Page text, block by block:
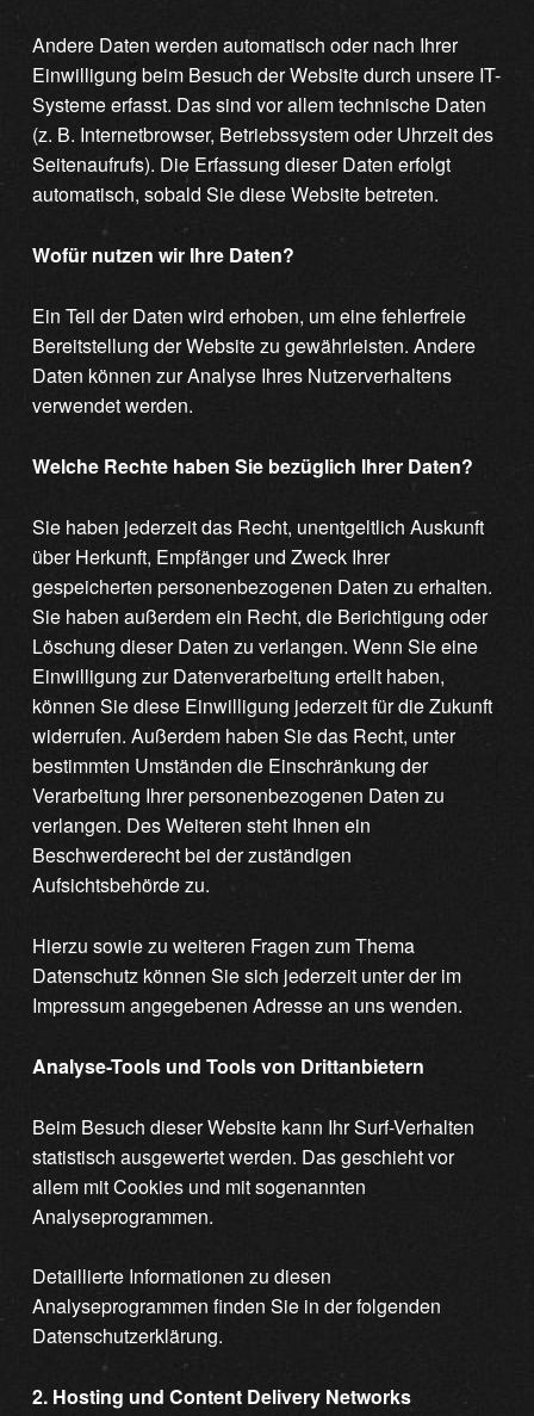
Andere Daten werden automatisch oder nach Ihrer
Einwilligung beim Besuch der Website durch unsere IT-
Systeme erfasst. Das sind vor allem technische Daten
(z. B. Internetbrowser, Betriebssystem oder Uhrzeit des
Seitenaufrufs). Die Erfassung dieser Daten erfolgt
automatisch, sobald Sie diese Website betreten.
Wofür nutzen wir Ihre Daten?
Ein Teil der Daten wird erhoben, um eine fehlerfreie
Bereitstellung der Website zu gewährleisten. Andere
Daten können zur Analyse Ihres Nutzerverhaltens
verwendet werden.
Welche Rechte haben Sie bezüglich Ihrer Daten?
Sie haben jederzeit das Recht, unentgeltlich Auskunft
über Herkunft, Empfänger und Zweck Ihrer
gespeicherten personenbezogenen Daten zu erhalten.
Sie haben außerdem ein Recht, die Berichtigung oder
Löschung dieser Daten zu verlangen. Wenn Sie eine
Einwilligung zur Datenverarbeitung erteilt haben,
können Sie diese Einwilligung jederzeit für die Zukunft
widerrufen. Außerdem haben Sie das Recht, unter
bestimmten Umständen die Einschränkung der
Verarbeitung Ihrer personenbezogenen Daten zu
verlangen. Des Weiteren steht Ihnen ein
Beschwerderecht bei der zuständigen
Aufsichtsbehörde zu.
Hierzu sowie zu weiteren Fragen zum Thema
Datenschutz können Sie sich jederzeit unter der im
Impressum angegebenen Adresse an uns wenden.
Analyse-Tools und Tools von Drittanbietern
Beim Besuch dieser Website kann Ihr Surf-Verhalten
statistisch ausgewertet werden. Das geschieht vor
allem mit Cookies und mit sogenannten
Analyseprogrammen.
Detaillierte Informationen zu diesen
Analyseprogrammen finden Sie in der folgenden
Datenschutzerklärung.
2. Hosting und Content Delivery Networks